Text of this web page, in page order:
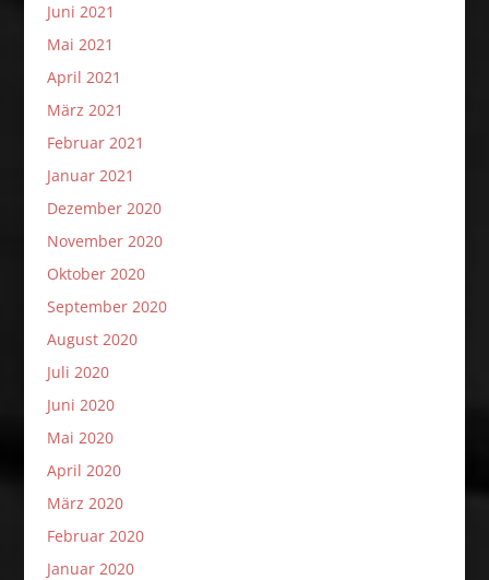
Juni 2021
Mai 2021
April 2021
März 2021
Februar 2021
Januar 2021
Dezember 2020
November 2020
Oktober 2020
September 2020
August 2020
Juli 2020
Juni 2020
Mai 2020
April 2020
März 2020
Februar 2020
Januar 2020